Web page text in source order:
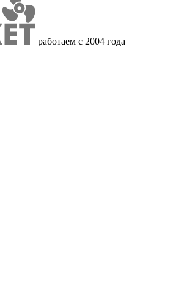
работаем с 2004 года